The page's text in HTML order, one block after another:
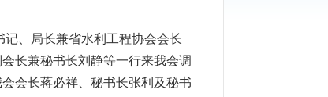
、局长兼省水利工程协会会长
长兼秘书长刘静等一行来我会调
会长蒋必祥、秘书长张利及秘书